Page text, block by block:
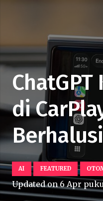
di
AI FEATURED
Updated on6 Apr